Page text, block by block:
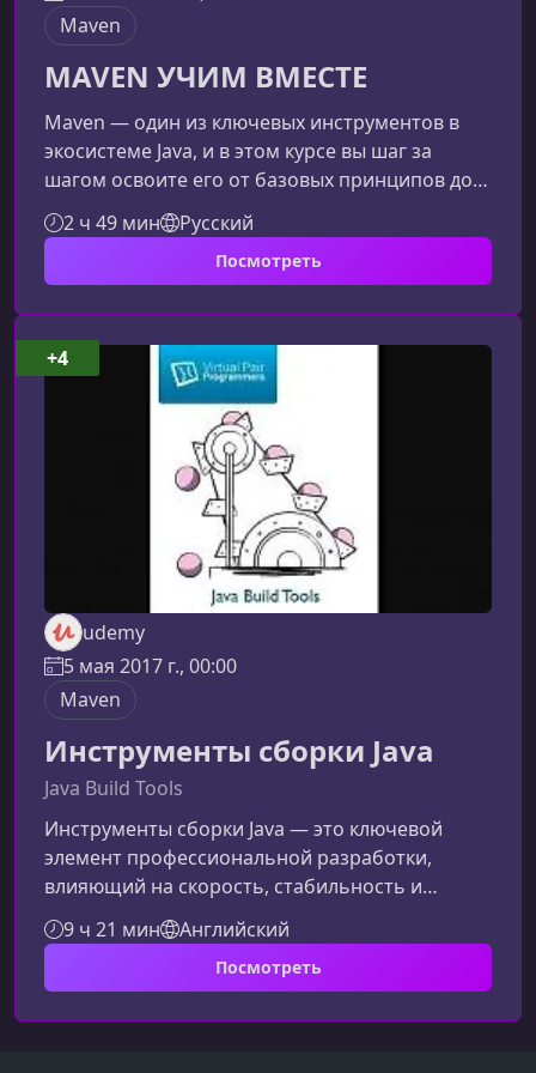
Maven
MAVEN УЧИМ ВМЕСТЕ
Maven — один из ключевых инструментов в
экосистеме Java, и в этом курсе вы шаг за
шагом освоите его от базовых принципов до
продвинутых возможностей. Курс подходит
как новичкам, так и разработчикам, уже
знакомым с Maven, но желающим углубить
профессионально.Что вы изучите на
курсеОбучение построено таким образом,
чтобы последовательно раскрывать
функциональность Maven и дать вам
практические навыки, кото
2 ч 49 мин Русский
Посмотреть
udemy
5 мая 2017 г., 00:00
Maven
Инструменты сборки Java
Java Build Tools
Инструменты сборки Java — это ключевой
элемент профессиональной разработки,
влияющий на скорость, стабильность и
масштабируемость проектов. Этот курс
помогает понять и уверенно применять три
наиболее распространённых инструмента
возможности на одном практическом
9 ч 21 мин Английский
Посмотреть
+4